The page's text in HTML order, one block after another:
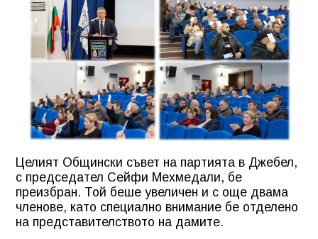
Целият Общински съвет на партията в Джебел,
с председател Сейфи Мехмедали, бе
преизбран. Той беше увеличен и с още двама
членове, като специално внимание бе отделено
на представителството на дамите.